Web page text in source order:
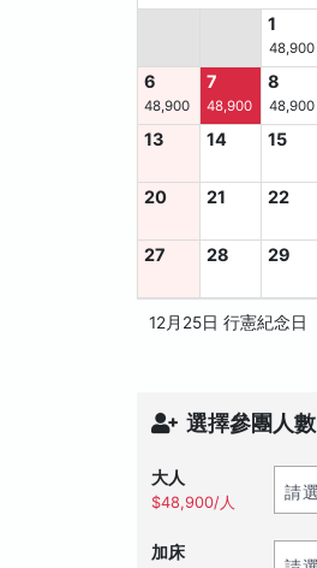
1
48,900
6
48,900
7
48,900
8
48,900
13 14 15
20 21 22
27 28 29
12月25日 行憲紀念日
選擇參團人數
大人
$48,900/人
加床